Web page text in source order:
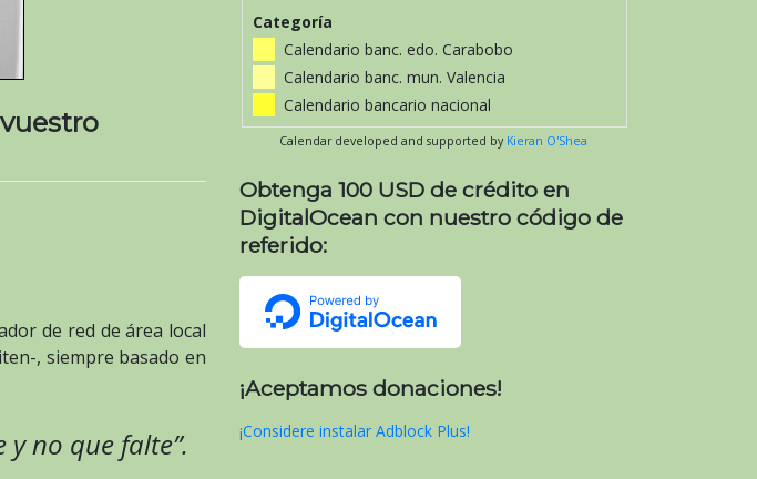
de red de área local
, siempre basado en
y no que falte”.
Categoría
Calendario banc. edo. Carabobo
Calendario banc. mun. Valencia
Calendario bancario nacional
Calendar developed and supported by Kieran O'Shea
Obtenga 100 USD de crédito en
DigitalOcean con nuestro código de
referido:
¡Aceptamos donaciones!
¡Considere instalar Adblock Plus!